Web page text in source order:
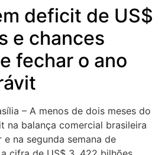
deficit de US$
e chances
fechar o ano
– A menos de dois meses do
na balança comercial brasileira
na segunda semana de